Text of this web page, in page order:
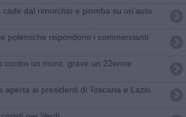
cade dal rimorchio e piomba su un'auto
polemiche rispondono i commercianti
contro un muro, grave un 22enne
aperta ai presidenti di Toscana e Lazio